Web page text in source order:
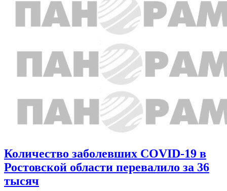
Количество заболевших COVID-19 в
Ростовской области перевалило за 36
тысяч